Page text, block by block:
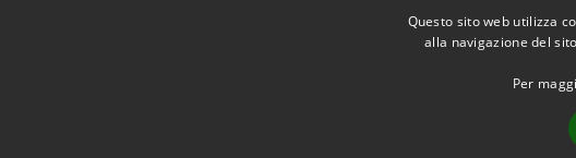
Questo sito web utilizza
alla navigazione del
Per